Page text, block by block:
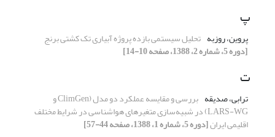
پ
پروین، روزبه تحلیل سیستمی بازده پروژه آبیاری تک کشتی برنج
[دوره 5، شماره 2، 1388، صفحه 10-14]
ت
ترابی، صدیقه بررسی و مقایسه عملکرد دو مدل (ClimGen و
LARS-WG) در شبیه‌سازی متغیرهای هواشناسی در شرایط مختلف
اقلیمی ایران[دوره 5، شماره 1، 1388، صفحه 44-57]